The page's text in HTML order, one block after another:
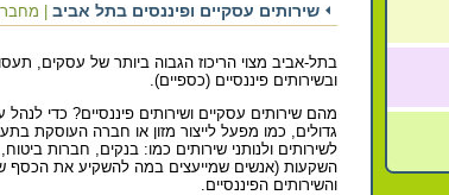
שירותים עסקיים ופיננסים בתל אביב |
בתל-אביב מצוי הריכוז הגבוה ביותר של עסקים,
ובשירותים פיננסיים (כספיים).
מהם שירותים עסקיים ושירותים פיננסיים? כדי
גדולים, כמו מפעל לייצור מזון או חברה העוסקת
לשירותים ולנותני שירותים כמו: בנקים, חברות
השקעות (אנשים שמייעצים במה להשקיע את הכסף
והשירותים הפיננסיים.